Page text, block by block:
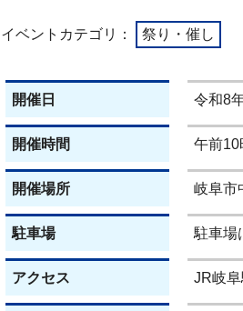
イベントカテゴリ： 祭り・催し
開催日 令和8
開催時間 午前10
開催場所 岐阜市
駐車場 駐車場
アクセス JR岐